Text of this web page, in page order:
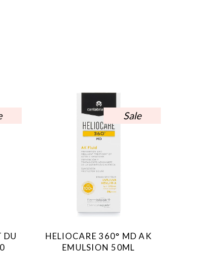
DU
Sale
HELIOCARE 360° MD AK
EMULSION 50ML